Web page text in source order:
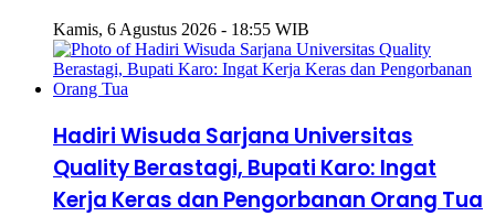
Kamis, 6 Agustus 2026 - 18:55 WIB
Hadiri Wisuda Sarjana Universitas
Quality Berastagi, Bupati Karo: Ingat
Kerja Keras dan Pengorbanan Orang Tua